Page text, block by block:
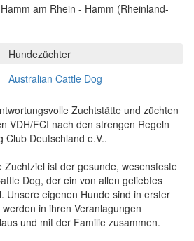
am Rhein - Hamm (Rheinland-
Hundezüchter
Australian Cattle Dog
Zuchtstätte und züchten
VDH/FCI nach den strengen Regeln
Club Deutschland e.V..
Zuchtziel ist der gesunde, wesensfeste
Dog, der ein von allen geliebtes
Unsere eigenen Hunde sind in erster
in ihren Veranlagungen
und mit der Familie zusammen.